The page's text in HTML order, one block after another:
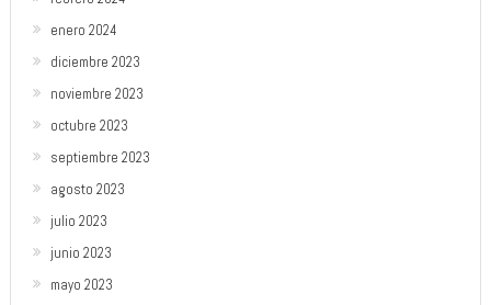
enero 2024
diciembre 2023
noviembre 2023
octubre 2023
septiembre 2023
agosto 2023
julio 2023
junio 2023
mayo 2023